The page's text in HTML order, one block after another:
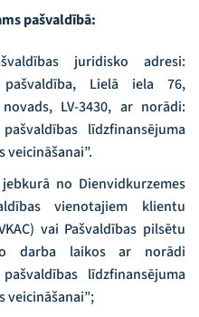
pašvaldībā:
juridisko adresi:
pašvaldība, Lielā iela 76,
LV-3430, ar norādi:
līdzfinansējuma
no Dienvidkurzemes
vienotajiem klientu
vai Pašvaldības pilsētu
darba laikos ar norādi
līdzfinansējuma
veicināšanai”;